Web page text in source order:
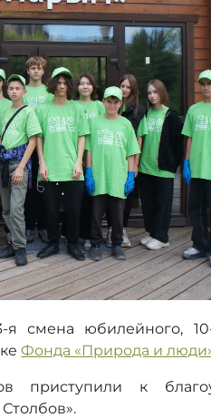
смена юбилейного,
Фонда «Природа и
приступили к